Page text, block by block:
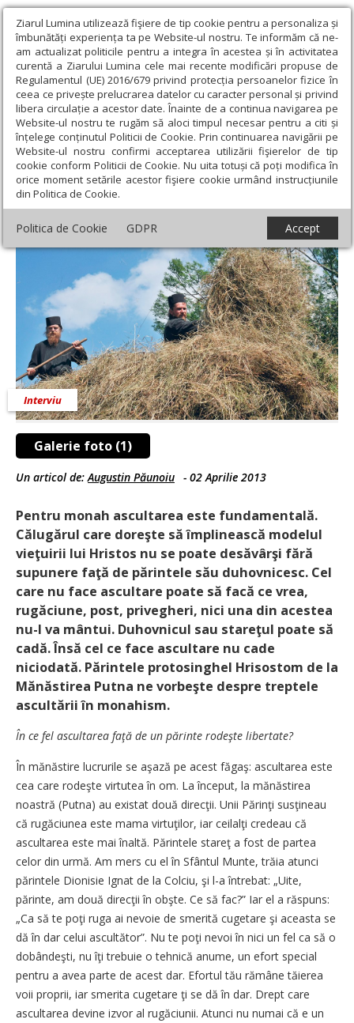
Ziarul Lumina utilizează fişiere de tip cookie pentru a personaliza și
îmbunătăți experiența ta pe Website-ul nostru. Te informăm că ne-
am actualizat politicile pentru a integra în acestea și în activitatea
curentă a Ziarului Lumina cele mai recente modificări propuse de
Regulamentul (UE) 2016/679 privind protecția persoanelor fizice în
ceea ce privește prelucrarea datelor cu caracter personal și privind
libera circulație a acestor date. Înainte de a continua navigarea pe
Website-ul nostru te rugăm să aloci timpul necesar pentru a citi și
înțelege conținutul Politicii de Cookie. Prin continuarea navigării pe
Website-ul nostru confirmi acceptarea utilizării fişierelor de tip
cookie conform Politicii de Cookie. Nu uita totuși că poți modifica în
orice moment setările acestor fişiere cookie urmând instrucțiunile
din Politica de Cookie.
Politica de Cookie GDPR Accept
Ziarul Lumina › Educaţie și Cultură › Interviu › Libertatea
călugărului vine din ascultare
Libertatea călugărului vine din ascultare
Galerie foto (1)
Interviu
Un articol de:Augustin Păunoiu - 02 Aprilie 2013
Pentru monah ascultarea este fundamentală.
Călugărul care doreşte să împlinească modelul
vieţuirii lui Hristos nu se poate desăvârşi fără
supunere faţă de părintele său duhovnicesc. Cel
care nu face ascultare poate să facă ce vrea,
rugăciune, post, privegheri, nici una din acestea
nu-l va mântui. Duhovnicul sau stareţul poate să
cadă. Însă cel ce face ascultare nu cade
niciodată. Părintele protosinghel Hrisostom de la
Mănăstirea Putna ne vorbeşte despre treptele
ascultării în monahism.
În ce fel ascultarea faţă de un părinte rodeşte libertate?
În mănăstire lucrurile se aşază pe acest făgaş: ascultarea este
cea care rodeşte virtutea în om. La început, la mănăstirea
noastră (Putna) au existat două direcţii. Unii Părinţi susţineau
că rugăciunea este mama virtuţilor, iar ceilalţi credeau că
ascultarea este mai înaltă. Părintele stareţ a fost de partea
celor din urmă. Am mers cu el în Sfântul Munte, trăia atunci
părintele Dionisie Ignat de la Colciu, şi l-a întrebat: „Uite,
părinte, am două direcţii în obşte. Ce să fac?” Iar el a răspuns:
„Ca să te poţi ruga ai nevoie de smerită cugetare şi aceasta se
dă în dar celui ascultător”. Nu te poţi nevoi în nici un fel ca să o
dobândeşti, nu îţi trebuie o tehnică anume, un efort special
pentru a avea parte de acest dar. Efortul tău rămâne tăierea
voii proprii, iar smerita cugetare ţi se dă în dar. Drept care
ascultarea devine izvor al rugăciunii. Atunci nu numai că e un